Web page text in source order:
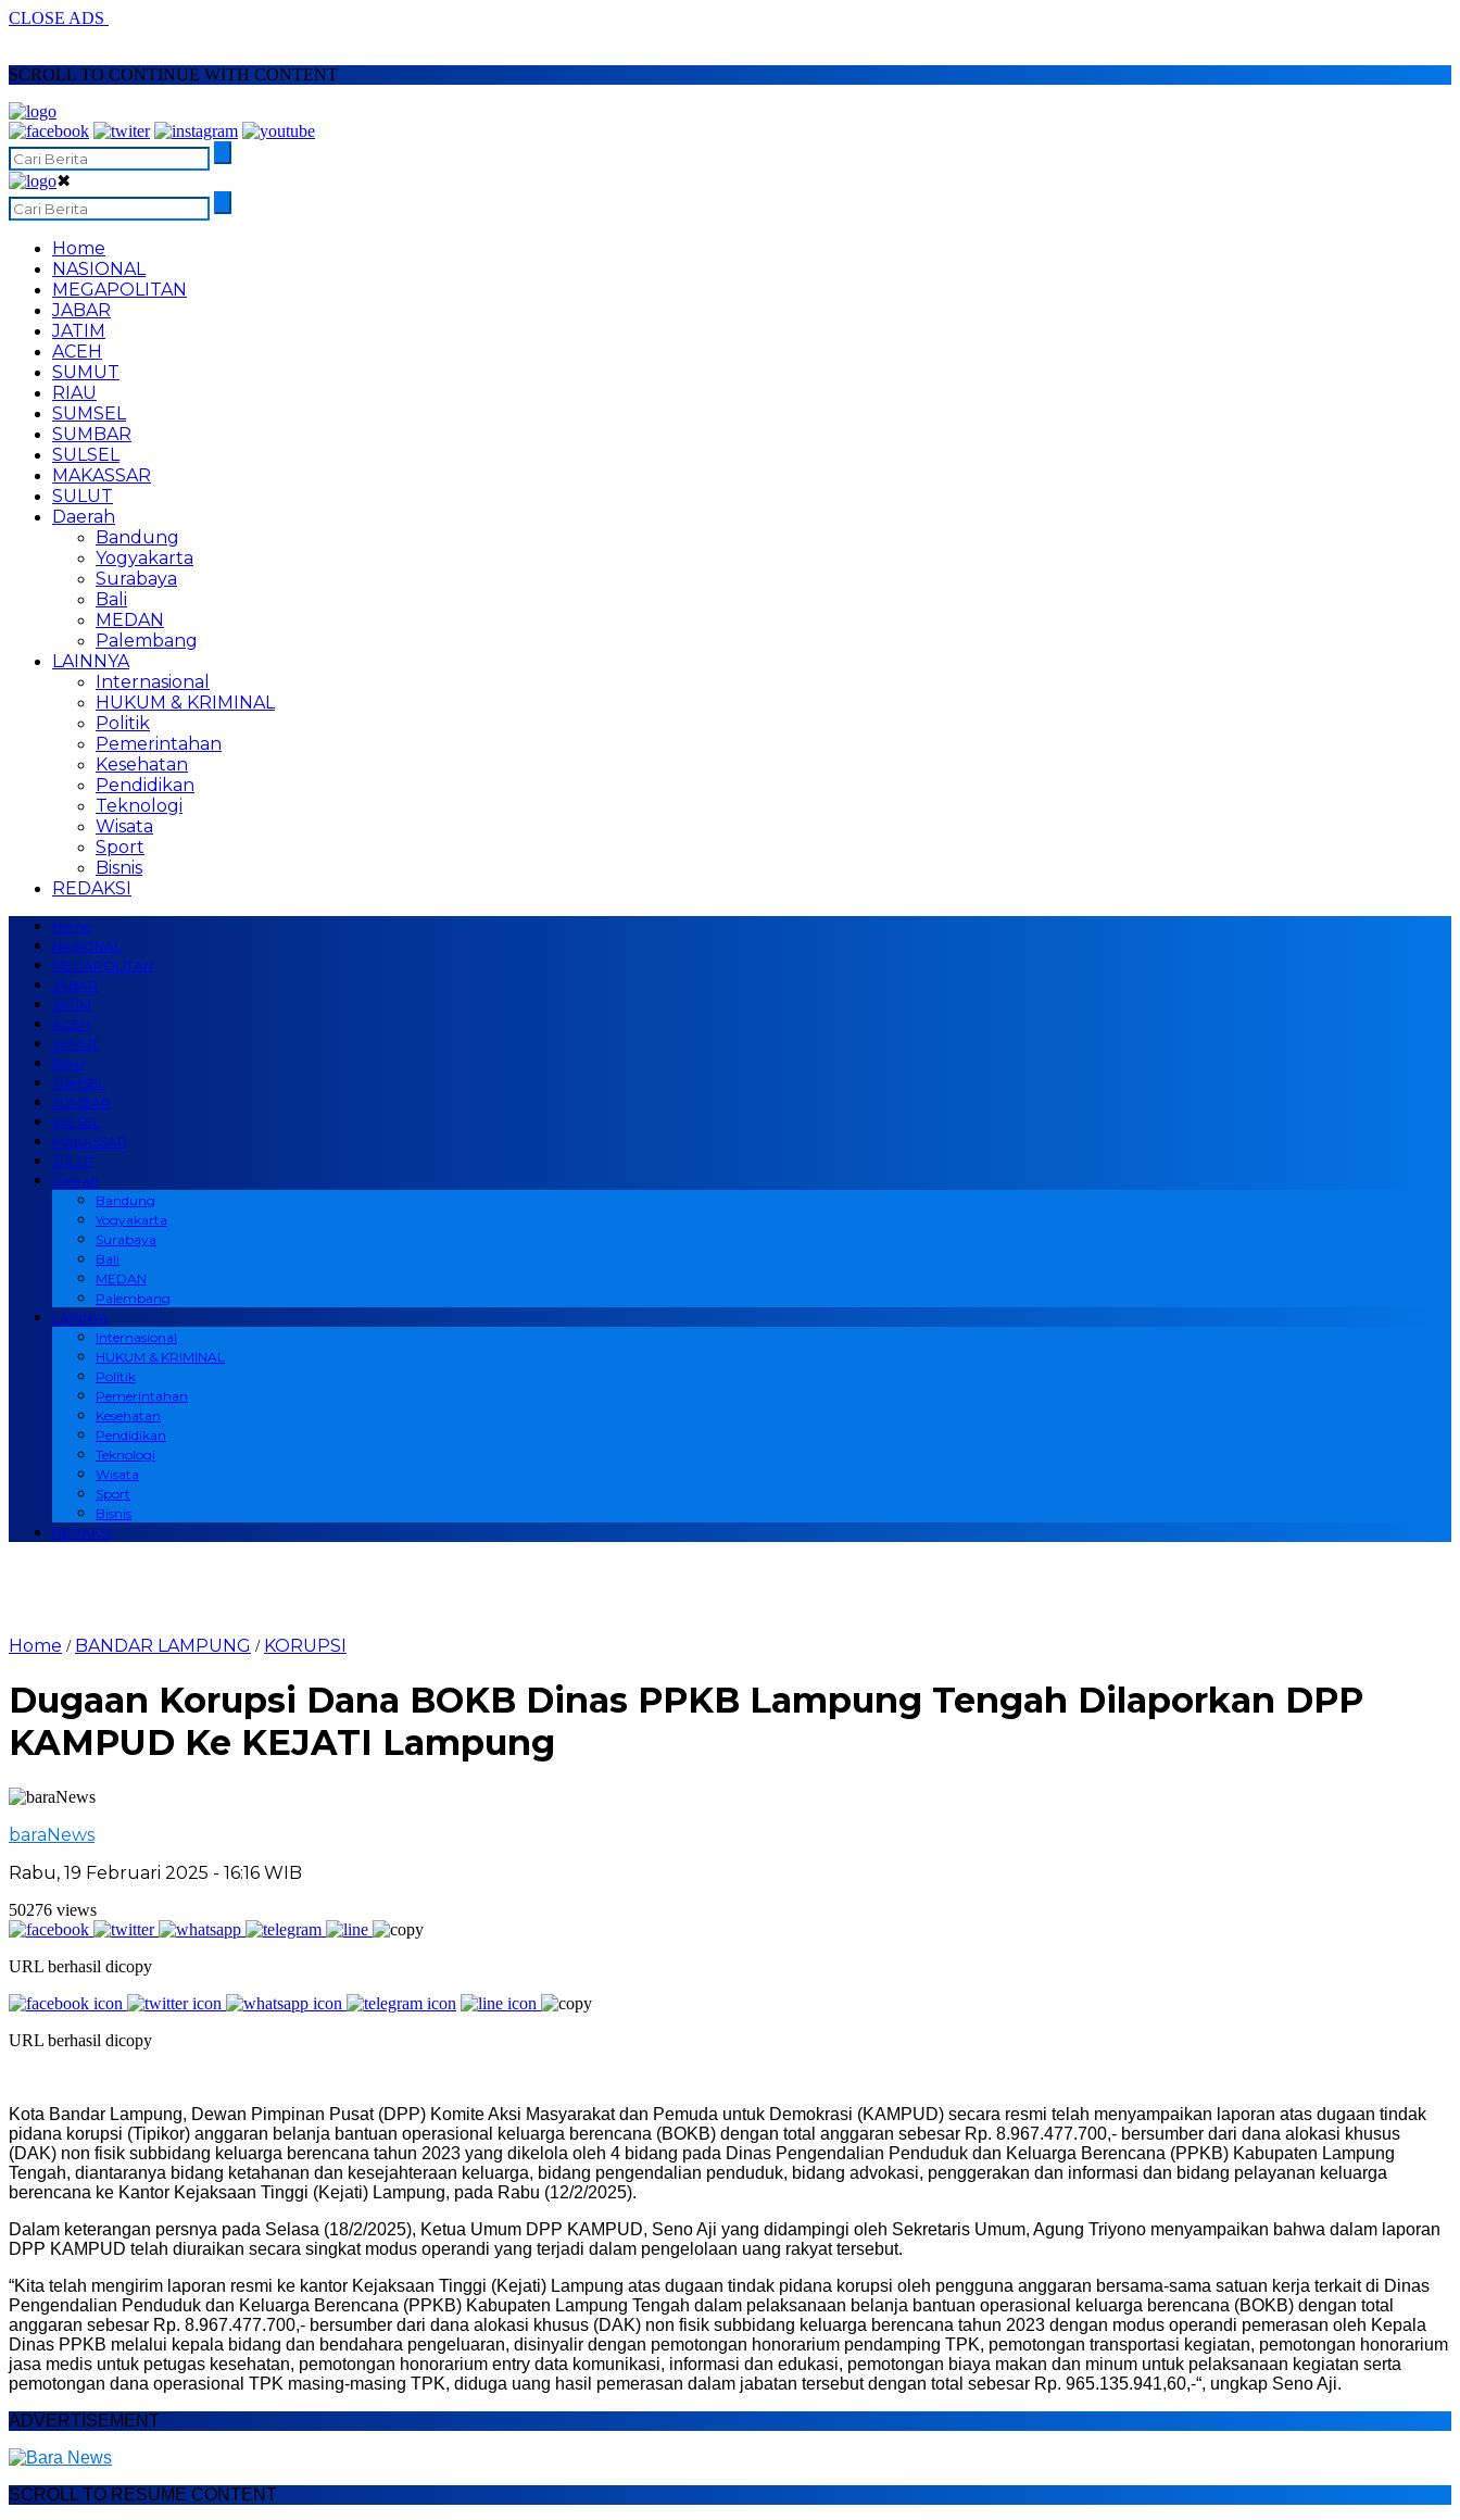
CLOSE ADS
SCROLL TO CONTINUE WITH CONTENT
✖
Home
NASIONAL
MEGAPOLITAN
JABAR
JATIM
ACEH
SUMUT
RIAU
SUMSEL
SUMBAR
SULSEL
MAKASSAR
SULUT
Daerah
Bandung
Yogyakarta
Surabaya
Bali
MEDAN
Palembang
LAINNYA
Internasional
HUKUM & KRIMINAL
Politik
Pemerintahan
Kesehatan
Pendidikan
Teknologi
Wisata
Sport
Bisnis
REDAKSI
Home
NASIONAL
MEGAPOLITAN
JABAR
JATIM
ACEH
SUMUT
RIAU
SUMSEL
SUMBAR
SULSEL
MAKASSAR
SULUT
Daerah
Bandung
Yogyakarta
Surabaya
Bali
MEDAN
Palembang
LAINNYA
Internasional
HUKUM & KRIMINAL
Politik
Pemerintahan
Kesehatan
Pendidikan
Teknologi
Wisata
Sport
Bisnis
REDAKSI
Home / BANDAR LAMPUNG / KORUPSI
Dugaan Korupsi Dana BOKB Dinas PPKB Lampung Tengah Dilaporkan DPP
KAMPUD Ke KEJATI Lampung
baraNews
Rabu, 19 Februari 2025 - 16:16 WIB
50276 views
URL berhasil dicopy
URL berhasil dicopy
Kota Bandar Lampung, Dewan Pimpinan Pusat (DPP) Komite Aksi Masyarakat dan Pemuda untuk Demokrasi (KAMPUD) secara resmi telah menyampaikan laporan atas dugaan tindak
pidana korupsi (Tipikor) anggaran belanja bantuan operasional keluarga berencana (BOKB) dengan total anggaran sebesar Rp. 8.967.477.700,- bersumber dari dana alokasi khusus
(DAK) non fisik subbidang keluarga berencana tahun 2023 yang dikelola oleh 4 bidang pada Dinas Pengendalian Penduduk dan Keluarga Berencana (PPKB) Kabupaten Lampung
Tengah, diantaranya bidang ketahanan dan kesejahteraan keluarga, bidang pengendalian penduduk, bidang advokasi, penggerakan dan informasi dan bidang pelayanan keluarga
berencana ke Kantor Kejaksaan Tinggi (Kejati) Lampung, pada Rabu (12/2/2025).
Dalam keterangan persnya pada Selasa (18/2/2025), Ketua Umum DPP KAMPUD, Seno Aji yang didampingi oleh Sekretaris Umum, Agung Triyono menyampaikan bahwa dalam laporan
DPP KAMPUD telah diuraikan secara singkat modus operandi yang terjadi dalam pengelolaan uang rakyat tersebut.
“Kita telah mengirim laporan resmi ke kantor Kejaksaan Tinggi (Kejati) Lampung atas dugaan tindak pidana korupsi oleh pengguna anggaran bersama-sama satuan kerja terkait di Dinas
Pengendalian Penduduk dan Keluarga Berencana (PPKB) Kabupaten Lampung Tengah dalam pelaksanaan belanja bantuan operasional keluarga berencana (BOKB) dengan total
anggaran sebesar Rp. 8.967.477.700,- bersumber dari dana alokasi khusus (DAK) non fisik subbidang keluarga berencana tahun 2023 dengan modus operandi pemerasan oleh Kepala
Dinas PPKB melalui kepala bidang dan bendahara pengeluaran, disinyalir dengan pemotongan honorarium pendamping TPK, pemotongan transportasi kegiatan, pemotongan honorarium
jasa medis untuk petugas kesehatan, pemotongan honorarium entry data komunikasi, informasi dan edukasi, pemotongan biaya makan dan minum untuk pelaksanaan kegiatan serta
pemotongan dana operasional TPK masing-masing TPK, diduga uang hasil pemerasan dalam jabatan tersebut dengan total sebesar Rp. 965.135.941,60,-“, ungkap Seno Aji.
ADVERTISEMENT
SCROLL TO RESUME CONTENT